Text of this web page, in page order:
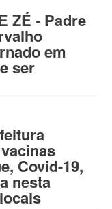
ZÉ - Padre
em
ser
Covid-19,
nesta